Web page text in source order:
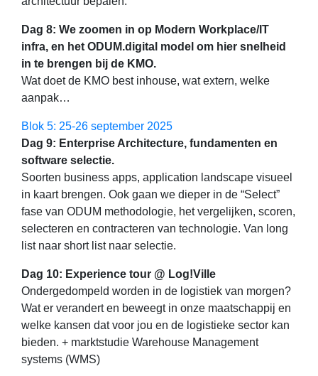
Dag 8: We zoomen in op Modern Workplace/IT
infra, en het ODUM.digital model om hier snelheid
in te brengen bij de KMO.
Wat doet de KMO best inhouse, wat extern, welke
aanpak…
Blok 5: 25-26 september 2025
Dag 9: Enterprise Architecture, fundamenten en
software selectie.
Soorten business apps, application landscape visueel
in kaart brengen. Ook gaan we dieper in de “Select”
fase van ODUM methodologie, het vergelijken, scoren,
selecteren en contracteren van technologie. Van long
list naar short list naar selectie.
Dag 10: Experience tour @ Log!Ville
Ondergedompeld worden in de logistiek van morgen?
Wat er verandert en beweegt in onze maatschappij en
welke kansen dat voor jou en de logistieke sector kan
bieden. + marktstudie Warehouse Management
systems (WMS)